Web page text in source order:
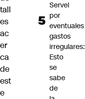
tall
es
ac
er
ca
de
est
e
Servel
por
eventuales
gastos
irregulares:
Esto
se
sabe
de